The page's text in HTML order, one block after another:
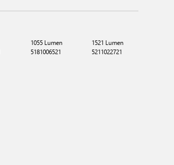
1055 Lumen
5181006521
1521 Lumen
5211022721